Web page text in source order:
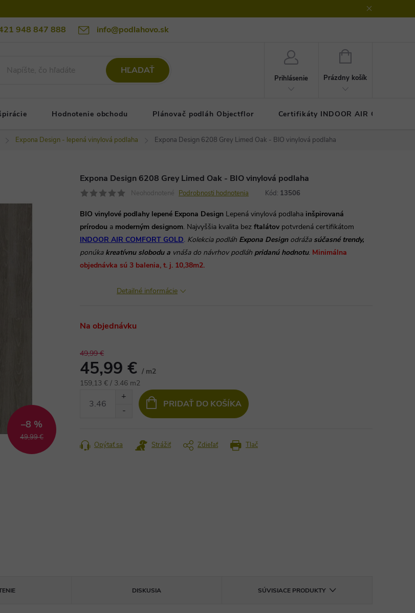
948 847 888 info@podlahovo.sk
údajov podlahovo.sk Reklamačné podmienky
HĽADAŤ
Prihlásenie
NÁKUPNÝ
Prázdny košík
Hodnotenie obchodu Plánovač podláh Objectflor Certifikáty INDOOR AIR COMFORT
Expona Design - lepená vinylová podlaha Expona Design 6208 Grey Limed Oak - BIO vinylová podlaha
49,99 €
–8 %
Expona Design 6208 Grey Limed Oak - BIO vinylová podlaha
Neohodnotené Podrobnosti hodnotenia Kód: 13506
BIO vinylové podlahy lepené Expona Design Lepená vinylová podlaha inšpirovaná
prírodou a moderným designom. Najvyššia kvalita bez ftalátov potvrdená certifikátom
INDOOR AIR COMFORT GOLD. Kolekcia podláh Expona Design odrážasúčasné trendy,
ponúkakreatívnu slobodu a vnáša do návrhov podláh pridanú hodnotu. Minimálna
objednávka sú 3 balenia, t. j. 10,38m2.
Detailné informácie
Na objednávku
49,99 €
45,99 € / m2
Jednotková
159,13 € / 3.46 m2
PRIDAŤ DO KOŠÍKA
Tlač
Opýtať sa Strážiť Zdieľať
DISKUSIA SÚVISIACE PRODUKTY